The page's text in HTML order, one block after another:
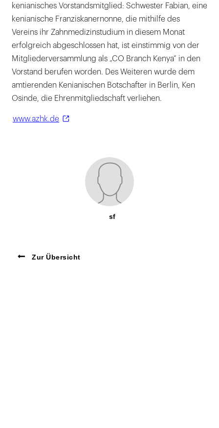
kenianisches Vorstandsmitglied: Schwester Fabian, eine
kenianische Franziskanernonne, die mithilfe des
Vereins ihr Zahnmedizinstudium in diesem Monat
erfolgreich abgeschlossen hat, ist einstimmig von der
Mitgliederversammlung als „CO Branch Kenya“ in den
Vorstand berufen worden. Des Weiteren wurde dem
amtierenden Kenianischen Botschafter in Berlin, Ken
Osinde, die Ehrenmitgliedschaft verliehen.
www.azhk.de
sf
Zur Übersicht